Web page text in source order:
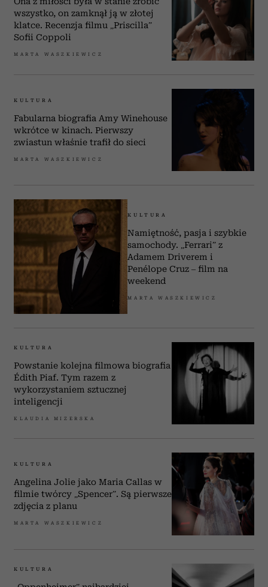
wszystko, on zamknął ją w złotej
klatce. Recenzja filmu „Priscilla”
Sofii Coppoli
MARTA WASZKIEWICZ
KULTURA
Fabularna biografia Amy Winehouse
wkrótce w kinach. Pierwszy
zwiastun właśnie trafił do sieci
MARTA WASZKIEWICZ
KULTURA
Namiętność, pasja i szybkie
samochody. „Ferrari” z
Adamem Driverem i
Penélope Cruz – film na
weekend
MARTA WASZKIEWICZ
KULTURA
Powstanie kolejna filmowa biografia
Édith Piaf. Tym razem z
wykorzystaniem sztucznej
inteligencji
KLAUDIA MIZERSKA
KULTURA
Angelina Jolie jako Maria Callas w
filmie twórcy „Spencer”. Są pierwsze
zdjęcia z planu
MARTA WASZKIEWICZ
KULTURA